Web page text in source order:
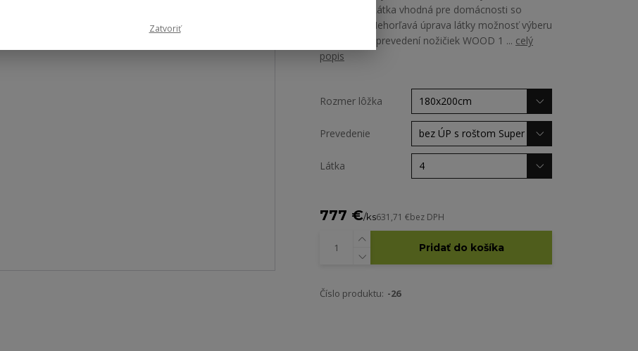
Martindale Látka vhodná pre domácnosti so
zvieratami Nehorľavá úprava látky možnosť výberu
zo všetkých prevedení nožičiek WOOD 1 ... celý
popis
Rozmer lôžka
Prevedenie
Látka
777 €/ks631,71 €bez DPH
Pridať do košíka
Číslo produktu: -26
Zatvoriť